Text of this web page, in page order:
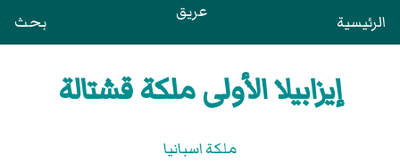
الرئيسية عريق بحث
إيزابيلا الأولى ملكة قشتالة
ملكة اسبانيا